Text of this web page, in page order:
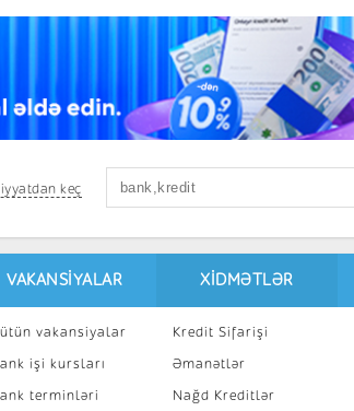
keç
VAKANSIYALAR
vakansiyalar
işi kursları
terminləri
XIDMƏTLƏR
Kredit Sifarişi
Əmanətlər
Nağd Kreditlər